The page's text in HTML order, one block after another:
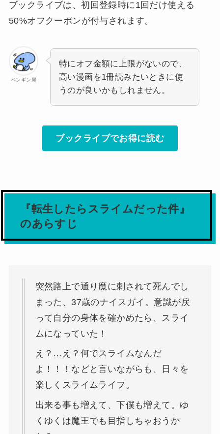
ブックライブは、初回登録時に1回だけ使える
50%オフクーポンが付与されます。
ペンギン屋
特にオフ金額に上限がないので、
高い漫画を1冊読みたいときに使
うのが良いかもしれません。
ブックライブでお得に読む
『転生したらスライムだった件』
のあらすじ
突然路上で通り魔に刺されて死んでし
まった、37歳のナイスガイ。意識が戻
って自分の身体を確かめたら、スライ
ムになっていた！
え？…え？何でスライムなんだ
よ！！！などと言いながらも、日々を
楽しくスライムライフ。
出来る事も増えて、下僕も増えて。ゆ
くゆくは魔王でも目指しちゃおうか